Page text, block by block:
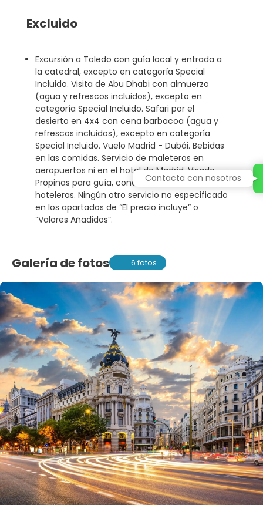
Excluido
Excursión a Toledo con guía local y entrada a
la catedral, excepto en categoría Special
Incluido. Visita de Abu Dhabi con almuerzo
(agua y refrescos incluidos), excepto en
categoría Special Incluido. Safari por el
desierto en 4x4 con cena barbacoa (agua y
refrescos incluidos), excepto en categoría
Special Incluido. Vuelo Madrid - Dubái. Bebidas
en las comidas. Servicio de maleteros en
aeropuertos ni en el hotel de Madrid. Visado.
Propinas para guía, conductor, etc. Tasas
hoteleras. Ningún otro servicio no especificado
en los apartados de “El precio incluye” o
“Valores Añadidos”.
Galería de fotos 6 fotos
Contacta con nosotros